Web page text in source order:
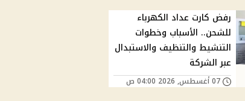
رفض كارت عداد الكهرباء
للشحن.. الأسباب وخطوات
التنشيط والتنظيف والاستبدال
عبر الشركة
07 أغسطس, 2026 04:00 ص